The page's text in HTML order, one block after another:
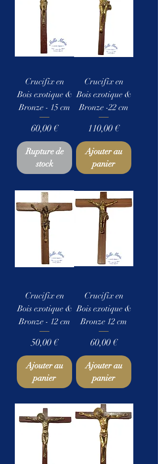
Crucifix en
Bois exotique &
Bronze - 15 cm
Prix
60,00 €
Rupture de
stock
Crucifix en
Bois exotique &
Bronze -22 cm
Prix
110,00 €
Ajouter au
panier
Crucifix en
Bois exotique &
Bronze - 12 cm
Prix
50,00 €
Ajouter au
panier
Crucifix en
Bois exotique &
Bronze 12 cm
Prix
60,00 €
Ajouter au
panier